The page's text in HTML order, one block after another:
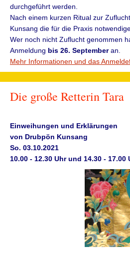
durchgeführt werden.
Nach einem kurzen Ritual zur
Kunsang die für die Praxis
Wer noch nicht Zuflucht genommen
Anmeldung bis 26. Septemberan.
Mehr Informationen und das
Die große Retterin Tara
Einweihungen und Erklärungen
von Drubpön Kunsang
So. 03.10.2021
10.00 - 12.30 Uhr und 14.30 - 17.00